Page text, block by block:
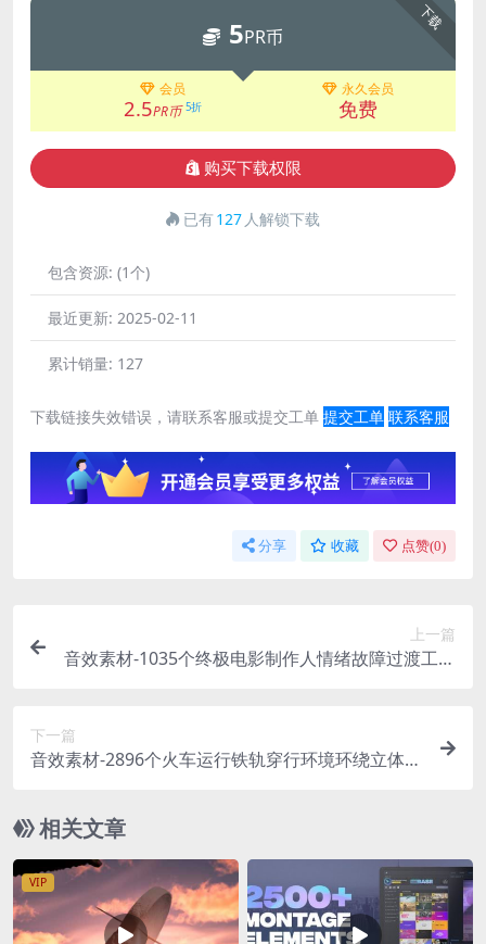
下载
5PR币
会员
2.5PR币 5折
永久会员
免费
购买下载权限
已有127 人解锁下载
包含资源: (1个)
最近更新: 2025-02-11
累计销量: 127
下载链接失效错误，请联系客服或提交工单 提交工单 联系客服
分享 收藏 点赞(0)
上一篇
音效素材-1035个终极电影制作人情绪故障过渡工业
下一篇
音效素材-2896个火车运行铁轨穿行环境环绕立体声
相关文章
VIP